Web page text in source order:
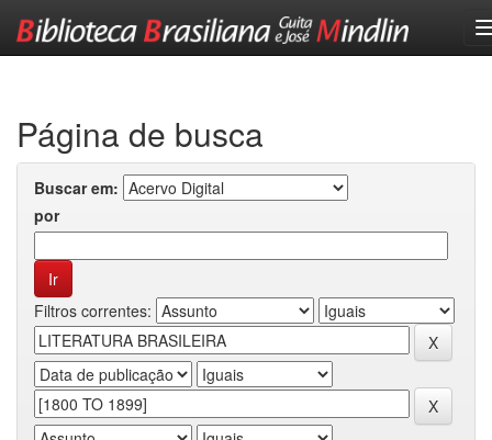
Página de busca
Buscar em:
por
Filtros correntes: